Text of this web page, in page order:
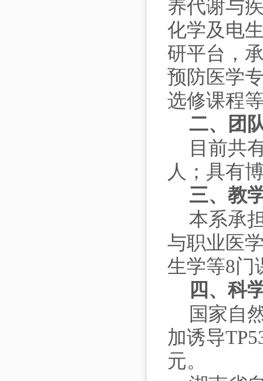
养代谢与
化学及电
研平台，
预防医学
选修课程
二、
团
目前共
人；具有
三、教
本系承
与职业医
生学等8门
四、科
国家自
加诱导
元。